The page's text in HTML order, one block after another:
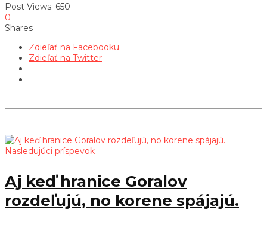
Post Views: 650
0
Shares
Zdieľať na Facebooku
Zdieľať na Twitter
Nasledujúci príspevok
Aj keď hranice Goralov
rozdeľujú, no korene spájajú.